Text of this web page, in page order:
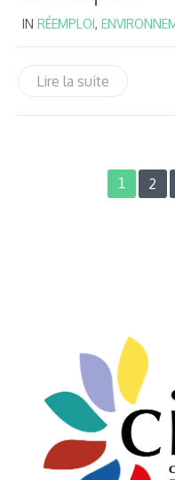
IN RÉEMPLOI,
Lire la suite
1 2